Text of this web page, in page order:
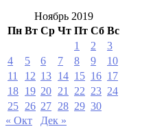
Ноябрь 2019
Пн Вт Ср Чт Пт Сб Вс
1
2
3
4
5 6 7 8 9
10
11
12 13 14 15 16 17
18 19 20 21 22 23 24
25 26 27 28 29 30
« Окт
Дек »